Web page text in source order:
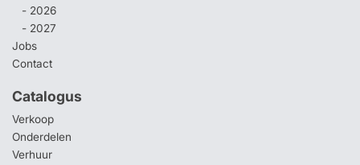
- 2026
- 2027
Jobs
Contact
Catalogus
Verkoop
Onderdelen
Verhuur